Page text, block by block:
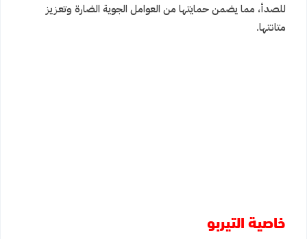
للصدأ، مما يضمن حمايتها من العوامل الجوية الضارة وتعزيز
متانتها.
خاصية التيربو